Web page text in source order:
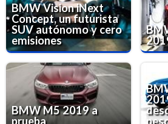
BMW Vision iNext
Concept, un futurista
SUV autónomo y cero
emisiones
BMW M5 2019 a
prueba